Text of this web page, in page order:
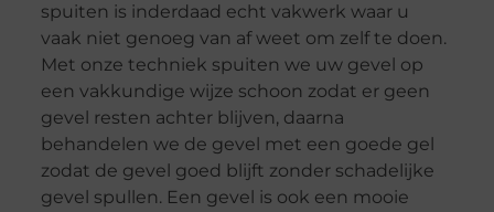
spuiten is inderdaad echt vakwerk waar u
vaak niet genoeg van af weet om zelf te doen.
Met onze techniek spuiten we uw gevel op
een vakkundige wijze schoon zodat er geen
gevel resten achter blijven, daarna
behandelen we de gevel met een goede gel
zodat de gevel goed blijft zonder schadelijke
gevel spullen. Een gevel is ook een mooie